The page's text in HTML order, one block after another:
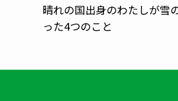
晴れの国出身のわたしが雪
った4つのこと